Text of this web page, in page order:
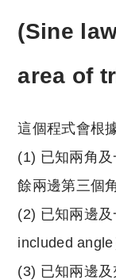
(Sine
area of
這個程式會根
(1) 已知兩角
餘兩邊第三個角
(2) 已知兩邊
included
(3) 已知兩邊